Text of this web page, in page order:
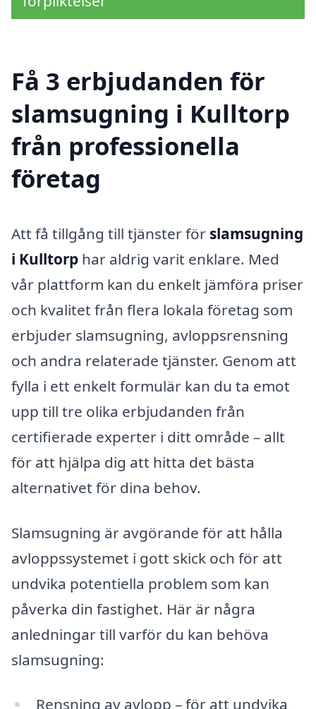
Få 3 erbjudanden för
slamsugning i Kulltorp
från professionella
företag
Att få tillgång till tjänster för slamsugning
i Kulltorp har aldrig varit enklare. Med
vår plattform kan du enkelt jämföra priser
och kvalitet från flera lokala företag som
erbjuder slamsugning, avloppsrensning
och andra relaterade tjänster. Genom att
fylla i ett enkelt formulär kan du ta emot
upp till tre olika erbjudanden från
certifierade experter i ditt område – allt
för att hjälpa dig att hitta det bästa
alternativet för dina behov.
Slamsugning är avgörande för att hålla
avloppssystemet i gott skick och för att
undvika potentiella problem som kan
påverka din fastighet. Här är några
anledningar till varför du kan behöva
slamsugning:
Rensning av avlopp – för att undvika